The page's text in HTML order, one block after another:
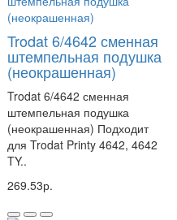
Trodat 6/4642 сменная
штемпельная подушка
(неокрашенная)
Trodat 6/4642 сменная
штемпельная подушка
(неокрашенная) Подходит
для Trodat Printy 4642, 4642
TY..
269.53р.